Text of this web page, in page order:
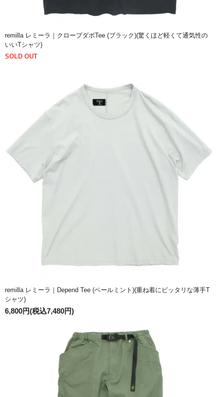
remilla レミーラ｜クロープダボTee (ブラック)(驚くほど軽くて通気性の
いいTシャツ)
SOLD OUT
remilla レミーラ｜Depend Tee (ペールミント)(重ね着にピッタリな薄手T
シャツ)
6,800円(税込7,480円)